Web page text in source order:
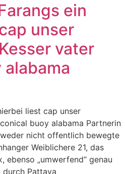
ein
unser
vater
liest cap unser
buoy alabama Partnerin
nicht offentlich bewegte
Weiblichere 21, das
ebenso „umwerfend“ genau
durch Pattaya